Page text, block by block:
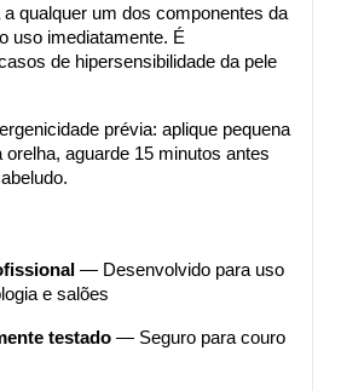
qualquer um dos componentes da
uso imediatamente. É
de hipersensibilidade da pele
prévia: aplique pequena
orelha, aguarde 15 minutos antes
— Desenvolvido para uso
e salões
testado — Seguro para couro